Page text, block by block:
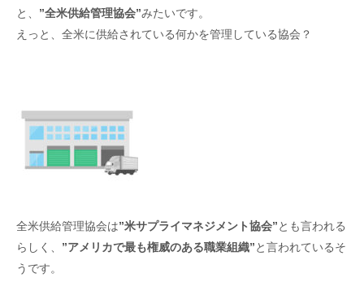
と、 ”全米供給管理協会”みたいです。
えっと、全米に供給されている何かを管理している協会？
全米供給管理協会は”米サプライマネジメント協会”とも言われる
らしく、 ”アメリカで最も権威のある職業組織”と言われているそ
うです。